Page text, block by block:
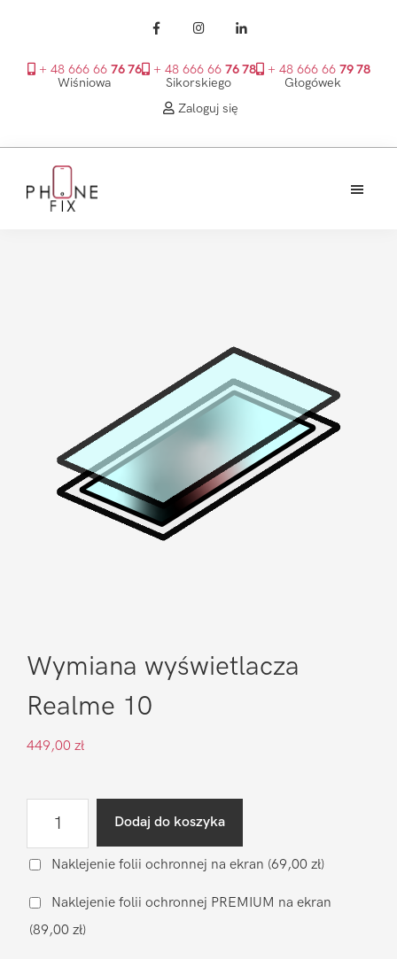
+ 48 666 66 76 76
Wiśniowa
+ 48 666 66 76 78
Sikorskiego
+ 48 666 66 79 78
Głogówek
Zaloguj się
głównego
Wymiana wyświetlacza
Realme 10
449,00 zł
wyświetlacza
10
Dodaj do koszyka
Naklejenie folii ochronnej na ekran (69,00 zł)
Naklejenie folii ochronnej PREMIUM na ekran
(89,00 zł)